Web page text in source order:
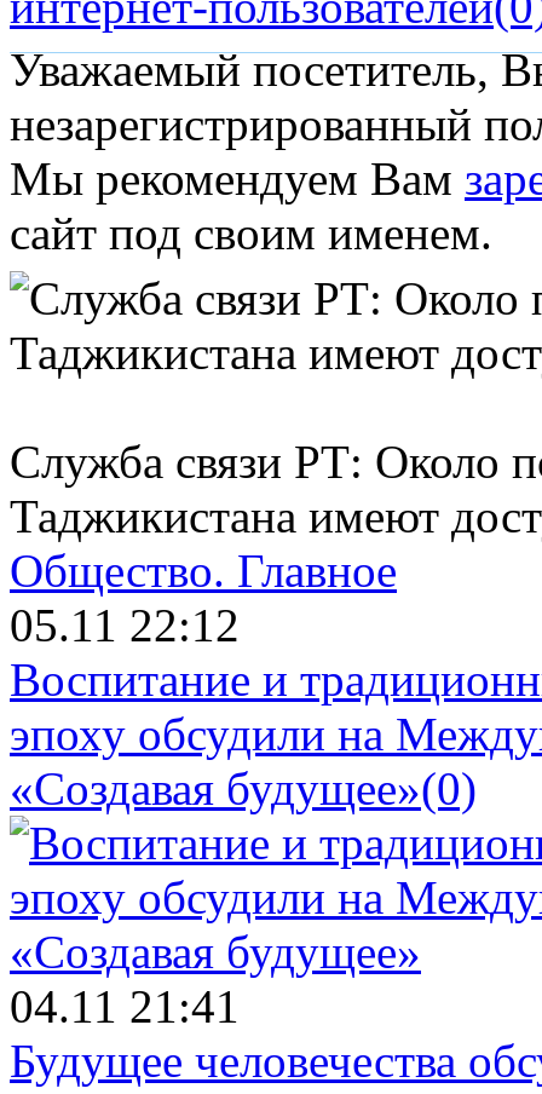
Уважаемый посетитель,
незарегистрированный
Мы рекомендуем Вам
сайт под своим именем.
Служба связи РТ: Около
Таджикистана имеют
Общество. Главное
05.11 22:12
Воспитание и
эпоху обсудили на
«Создавая будущее»(0)
04.11 21:41
Будущее человечества